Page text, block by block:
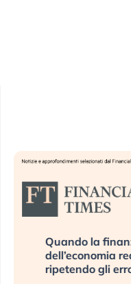
Quando la finanza
dell’economia reale.
ripetendo gli errori